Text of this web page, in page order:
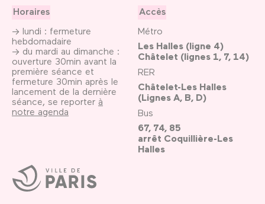
Ville
de
Paris
Horaires
→ lundi : fermeture
hebdomadaire
→ du mardi au dimanche :
ouverture 30min avant la
première séance et
fermeture 30min après le
lancement de la dernière
séance, se reporter à
notre agenda
Accès
Métro
Les Halles (ligne 4)
Châtelet (lignes 1, 7, 14)
RER
Châtelet-Les Halles
(Lignes A, B, D)
Bus
67, 74, 85
arrêt Coquillière-Les
Halles